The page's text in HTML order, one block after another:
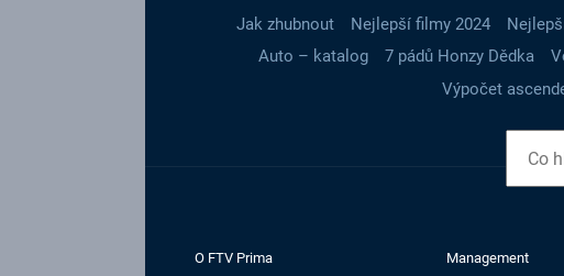
Jak zhubnout Nejlepší filmy 2024
Auto – katalog
7 pádů Honzy Dědka
Výpočet
O FTV Prima
Management